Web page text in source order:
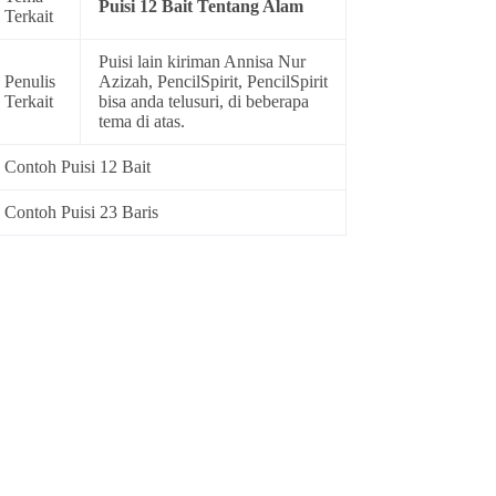
Terkait
Puisi 12 Bait Tentang Alam
Penulis
Terkait
Puisi lain kiriman Annisa Nur
Azizah, PencilSpirit, PencilSpirit
bisa anda telusuri, di beberapa
tema di atas.
Contoh Puisi 12 Bait
Contoh Puisi 23 Baris